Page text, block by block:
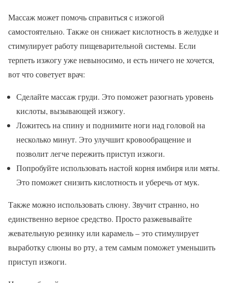
Массаж может помочь справиться с изжогой
самостоятельно. Также он снижает кислотность в желудке и
стимулирует работу пищеварительной системы. Если
терпеть изжогу уже невыносимо, и есть ничего не хочется,
вот что советует врач:
Сделайте массаж груди. Это поможет разогнать уровень
кислоты, вызывающей изжогу.
Ложитесь на спину и поднимите ноги над головой на
несколько минут. Это улучшит кровообращение и
позволит легче пережить приступ изжоги.
Попробуйте использовать настой корня имбиря или мяты.
Это поможет снизить кислотность и уберечь от мук.
Также можно использовать слюну. Звучит странно, но
единственно верное средство. Просто разжевывайте
жевательную резинку или карамель – это стимулирует
выработку слюны во рту, а тем самым поможет уменьшить
приступ изжоги.